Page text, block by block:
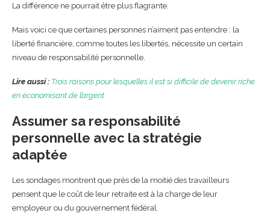
La différence ne pourrait être plus flagrante.
Mais voici ce que certaines personnes n’aiment pas entendre : la
liberté financière, comme toutes les libertés, nécessite un certain
niveau de responsabilité personnelle.
Lire aussi : Trois raisons pour lesquelles il est si difficile de devenir riche
en économisant de l’argent
Assumer sa responsabilité
personnelle avec la stratégie
adaptée
Les sondages montrent que près de la moitié des travailleurs
pensent que le coût de leur retraite est à la charge de leur
employeur ou du gouvernement fédéral.